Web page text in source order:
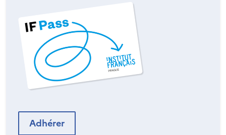
Adhérer